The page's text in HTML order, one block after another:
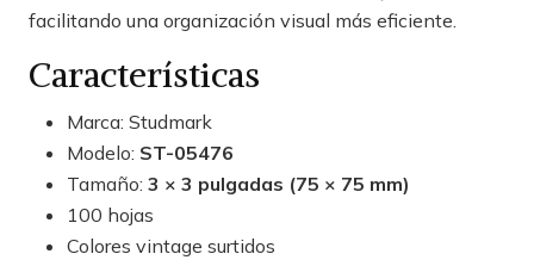
facilitando una organización visual más eficiente.
Características
Marca: Studmark
Modelo: ST-05476
Tamaño: 3 × 3 pulgadas (75 × 75 mm)
100 hojas
Colores vintage surtidos